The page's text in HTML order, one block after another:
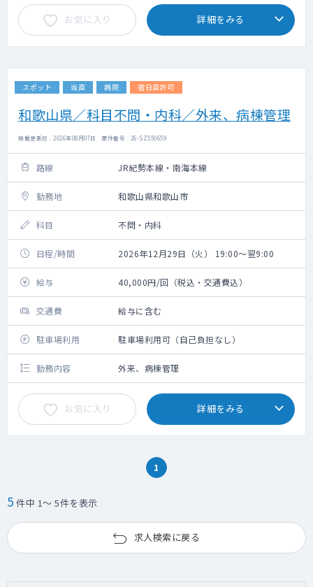
お気に入り 詳細をみる
スポット 当直 病院 宿日直許可
和歌山県／科目不問・内科／外来、病棟管理
掲載更新日 : 2026年08月07日 案件番号 : 26-SZ550659
路線 JR紀勢本線・南海本線
勤務地 和歌山県和歌山市
科目 不問・内科
日程/時間 2026年12月29日（火） 19:00～翌9:00
給与 40,000円/回（税込・交通費込）
交通費 給与に含む
駐車場利用 駐車場利用可（自己負担なし）
勤務内容 外来、病棟管理
お気に入り 詳細をみる
1
5 件中 1～ 5件を表示
求人検索に戻る